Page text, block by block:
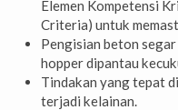
Elemen Kompetensi
Criteria) untuk
Pengisian beton
hopper dipantau
Tindakan yang tepat
terjadi kelainan.